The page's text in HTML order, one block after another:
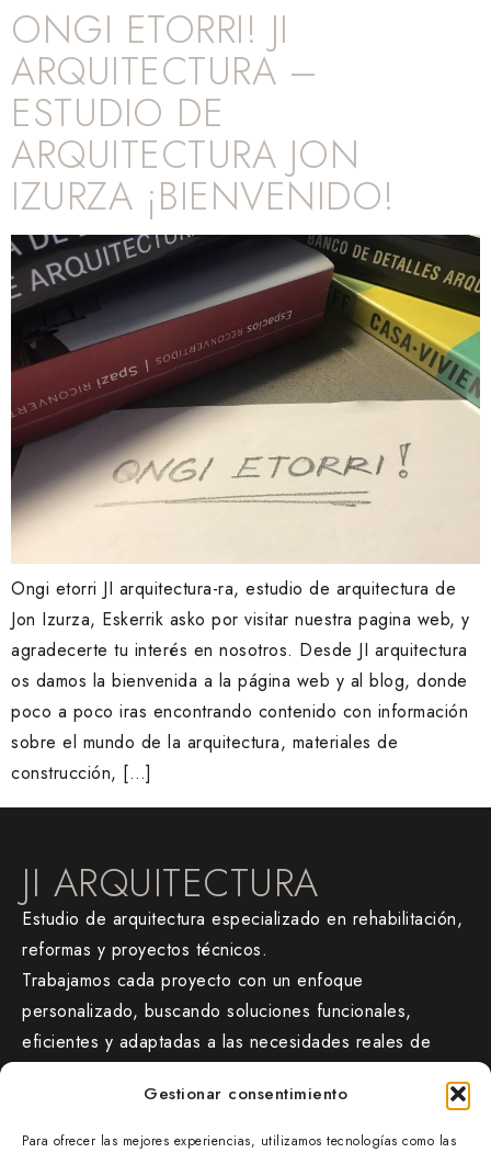
Gestionar consentimiento
Para ofrecer las mejores experiencias, utilizamos tecnologías como las
ONGI ETORRI! JI
ARQUITECTURA –
ESTUDIO DE
ARQUITECTURA JON
IZURZA ¡BIENVENIDO!
Ongi etorri JI arquitectura-ra, estudio de arquitectura de
Jon Izurza, Eskerrik asko por visitar nuestra pagina web, y
agradecerte tu interés en nosotros. Desde JI arquitectura
os damos la bienvenida a la página web y al blog, donde
poco a poco iras encontrando contenido con información
sobre el mundo de la arquitectura, materiales de
construcción, […]
JI ARQUITECTURA
Estudio de arquitectura especializado en rehabilitación,
reformas y proyectos técnicos.
Trabajamos cada proyecto con un enfoque
personalizado, buscando soluciones funcionales,
eficientes y adaptadas a las necesidades reales de